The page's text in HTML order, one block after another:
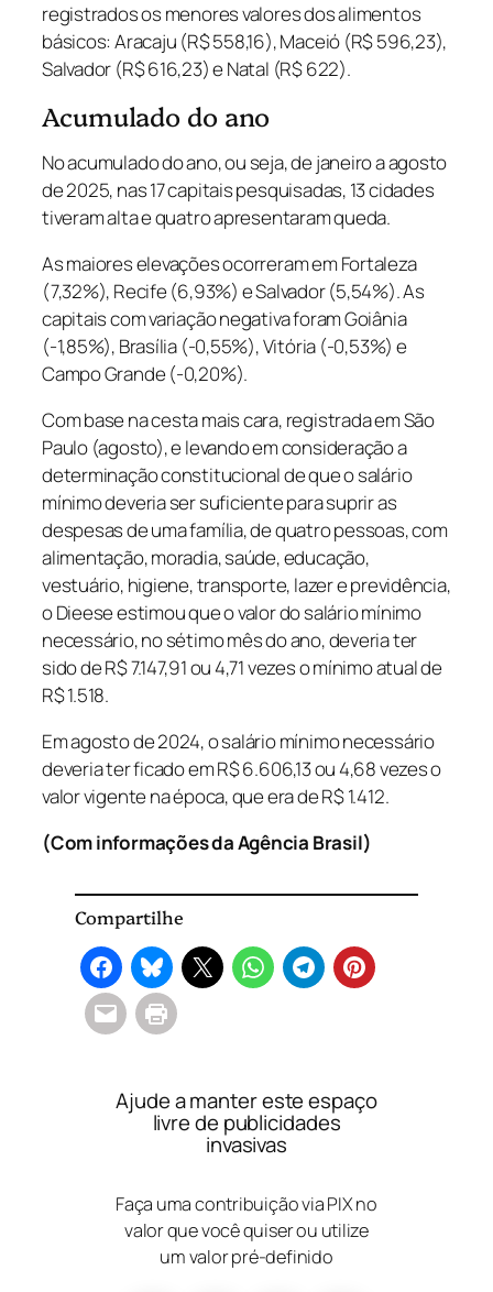
registrados os menores valores dos alimentos
básicos: Aracaju (R$ 558,16), Maceió (R$ 596,23),
Salvador (R$ 616,23) e Natal (R$ 622).
Acumulado do ano
No acumulado do ano, ou seja, de janeiro a agosto
de 2025, nas 17 capitais pesquisadas, 13 cidades
tiveram alta e quatro apresentaram queda.
As maiores elevações ocorreram em Fortaleza
(7,32%), Recife (6,93%) e Salvador (5,54%). As
capitais com variação negativa foram Goiânia
(-1,85%), Brasília (-0,55%), Vitória (-0,53%) e
Campo Grande (-0,20%).
Com base na cesta mais cara, registrada em São
Paulo (agosto), e levando em consideração a
determinação constitucional de que o salário
mínimo deveria ser suficiente para suprir as
despesas de uma família, de quatro pessoas, com
alimentação, moradia, saúde, educação,
vestuário, higiene, transporte, lazer e previdência,
o Dieese estimou que o valor do salário mínimo
necessário, no sétimo mês do ano, deveria ter
sido de R$ 7.147,91 ou 4,71 vezes o mínimo atual de
R$ 1.518.
Em agosto de 2024, o salário mínimo necessário
deveria ter ficado em R$ 6.606,13 ou 4,68 vezes o
valor vigente na época, que era de R$ 1.412.
(Com informações da Agência Brasil)
Compartilhe
Ajude a manter este espaço
livre de publicidades
invasivas
Faça uma contribuição via PIX no
valor que você quiser ou utilize
um valor pré-definido